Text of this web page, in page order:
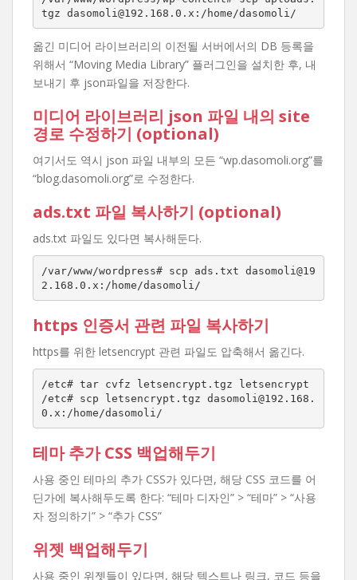
tgz dasomoli@192.168.0.x:/home/dasomoli/
옮긴 미디어 라이브러리의 이전될 서버에서의 DB 등록을
위해서 “Moving Media Library” 플러그인을 설치한 후, 내
보내기 후 json파일을 저장한다.
미디어 라이브러리 json 파일 내의 site
경로 수정하기 (optional)
여기서도 역시 json 파일 내부의 모든 “wp.dasomoli.org”를
“blog.dasomoli.org”로 수정한다.
ads.txt 파일 복사하기 (optional)
ads.txt 파일도 있다면 복사해둔다.
/var/www/wordpress# scp ads.txt dasomoli@19
2.168.0.x:/home/dasomoli/
https 인증서 관련 파일 복사하기
https를 위한 letsencrypt 관련 파일도 압축해서 옮긴다.
/etc# tar cvfz letsencrypt.tgz letsencrypt
/etc# scp letsencrypt.tgz dasomoli@192.168.
0.x:/home/dasomoli/
테마 추가 CSS 백업해두기
사용 중인 테마의 추가 CSS가 있다면, 해당 CSS 코드를 어
딘가에 복사해두도록 한다: “테마 디자인” > “테마” > “사용
자 정의하기” > “추가 CSS”
위젯 백업해두기
사용 중인 위젯들이 있다면, 해당 텍스트나 링크, 코드 등을